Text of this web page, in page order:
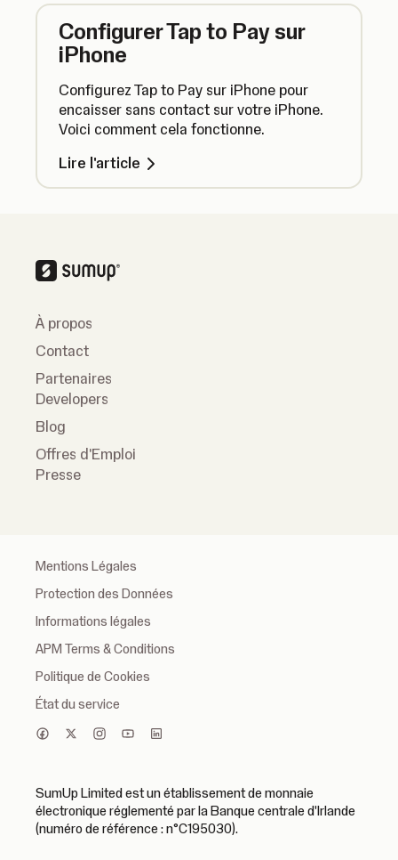
Configurer Tap to Pay sur
iPhone
Configurez Tap to Pay sur iPhone pour
encaisser sans contact sur votre iPhone.
Voici comment cela fonctionne.
Lire l'article
À propos
Contact
Partenaires
Developers
Blog
Offres d'Emploi
Presse
Mentions Légales
Protection des Données
Informations légales
APM Terms & Conditions
Politique de Cookies
État du service
SumUp Limited est un établissement de monnaie
électronique réglementé par la Banque centrale d'Irlande
(numéro de référence : n°C195030).